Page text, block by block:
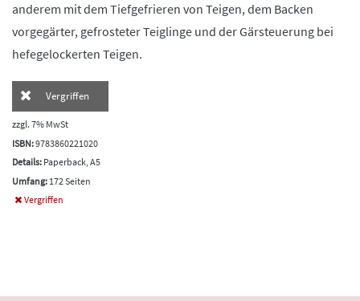
anderem mit dem Tiefgefrieren von Teigen, dem Backen
vorgegärter, gefrosteter Teiglinge und der Gärsteuerung bei
hefegelockerten Teigen.
Vergriffen
zzgl. 7% MwSt
ISBN:9783860221020
Details: Paperback, A5
Umfang: 172 Seiten
Vergriffen